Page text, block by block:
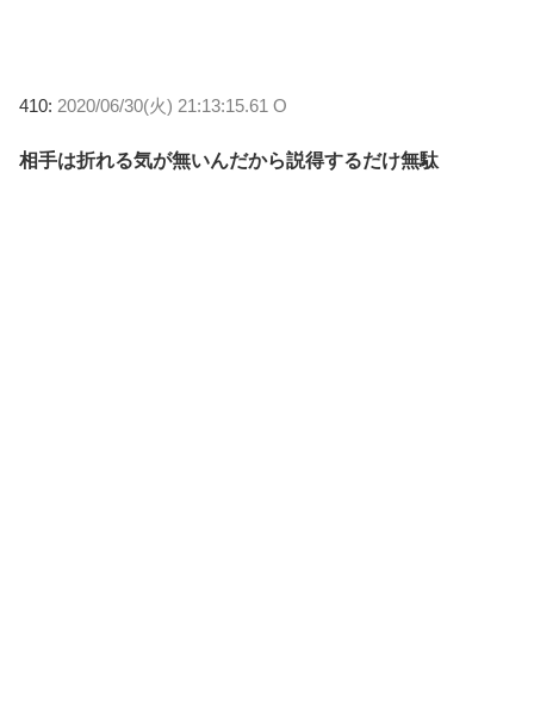
410: 2020/06/30(火) 21:13:15.61 O
相手は折れる気が無いんだから説得するだけ無駄